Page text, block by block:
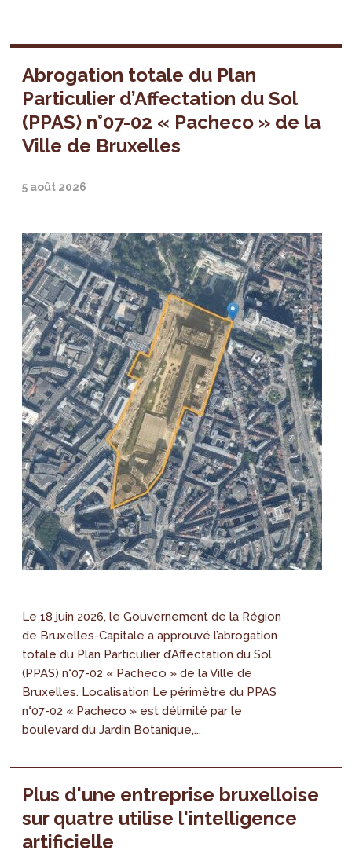
Abrogation totale du Plan
Particulier d’Affectation du Sol
(PPAS) n°07-02 « Pacheco » de la
Ville de Bruxelles
5 août 2026
Le 18 juin 2026, le Gouvernement de la Région
de Bruxelles-Capitale a approuvé l’abrogation
totale du Plan Particulier d’Affectation du Sol
(PPAS) n°07-02 « Pacheco » de la Ville de
Bruxelles. Localisation Le périmètre du PPAS
n°07-02 « Pacheco » est délimité par le
boulevard du Jardin Botanique,...
Plus d'une entreprise bruxelloise
sur quatre utilise l'intelligence
artificielle